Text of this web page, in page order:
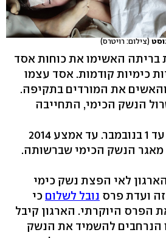
(צילום: רויטרס)
בריתה האשימו את כוחות אסד
כימיות קודמות. אסד עצמו
את המורדים בתקיפה.
הנשק הכימי, התחייבה
כל המתקנים לייצורו עד 1 בנובמבר. עד אמצע 2014
הנשק הכימי שברשותה.
לאי הפצת נשק כימי
ועדת פרס נובל לשלום כי
הפרס היוקרתי. הארגון קיבל
להשמיד את הנשק